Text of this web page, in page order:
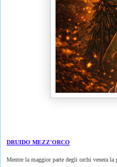
DRUIDO MEZZ'ORCO
Mentre la maggior parte degli orchi venera